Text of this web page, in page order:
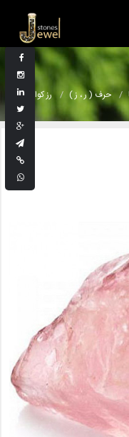
حرف ( ر ، ز ) رز کوارتز